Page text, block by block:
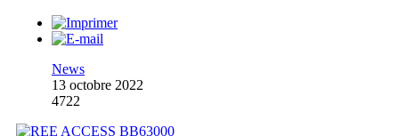
News
13 octobre 2022
4722